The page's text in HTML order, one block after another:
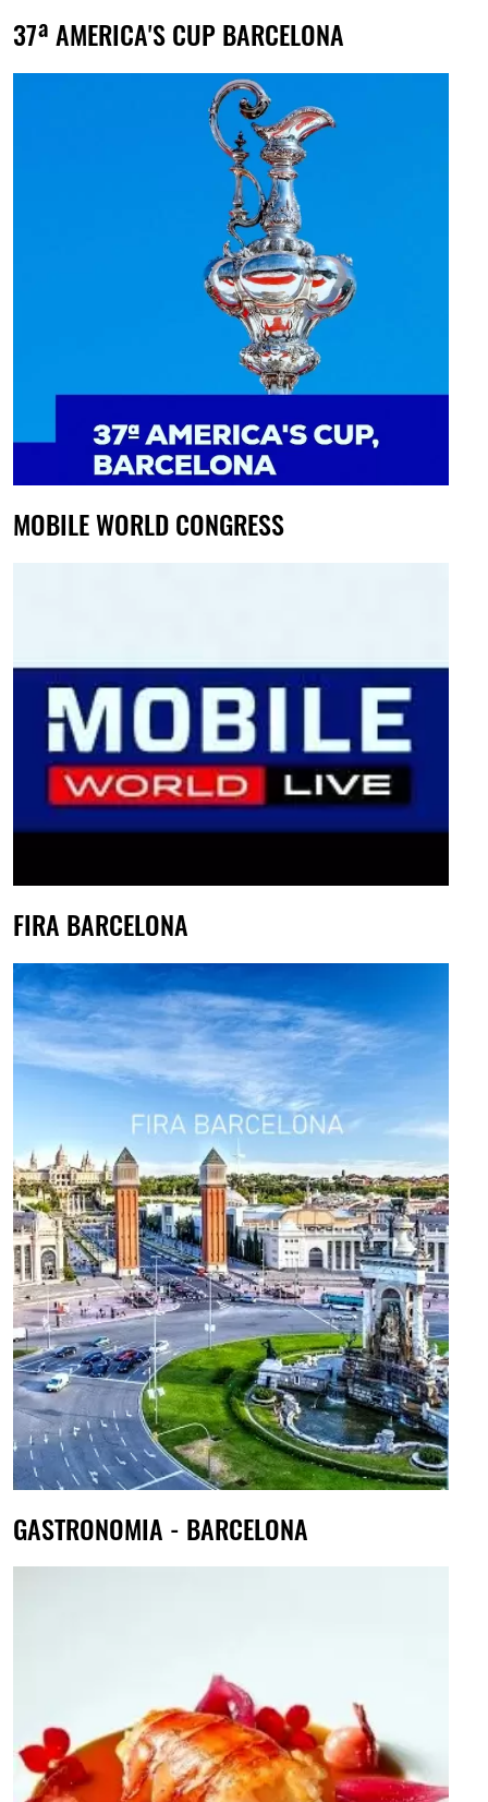
37ª AMERICA'S CUP BARCELONA
MOBILE WORLD CONGRESS
FIRA BARCELONA
GASTRONOMIA - BARCELONA